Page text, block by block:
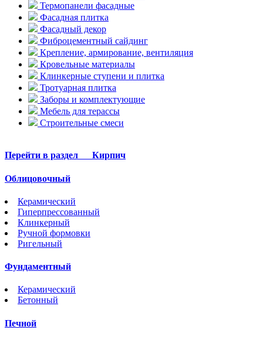
Термопанели фасадные
Фасадная плитка
Фасадный декор
Фиброцементный сайдинг
Крепление, армирование, вентиляция
Кровельные материалы
Клинкерные ступени и плитка
Тротуарная плитка
Заборы и комплектующие
Мебель для терассы
Строительные смеси
Перейти в раздел Кирпич
Облицовочный
Керамический
Гиперпрессованный
Клинкерный
Ручной формовки
Ригельный
Фундаментный
Керамический
Бетонный
Печной